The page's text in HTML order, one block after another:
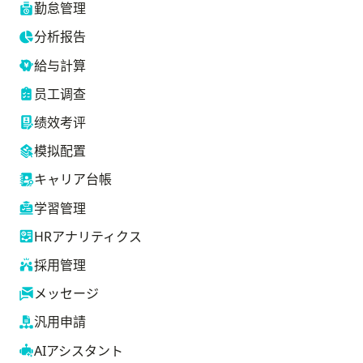
勤怠管理
分析报告
給与計算
员工调查
绩效考评
模拟配置
キャリア台帳
学習管理
HRアナリティクス
採用管理
メッセージ
汎用申請
AIアシスタント